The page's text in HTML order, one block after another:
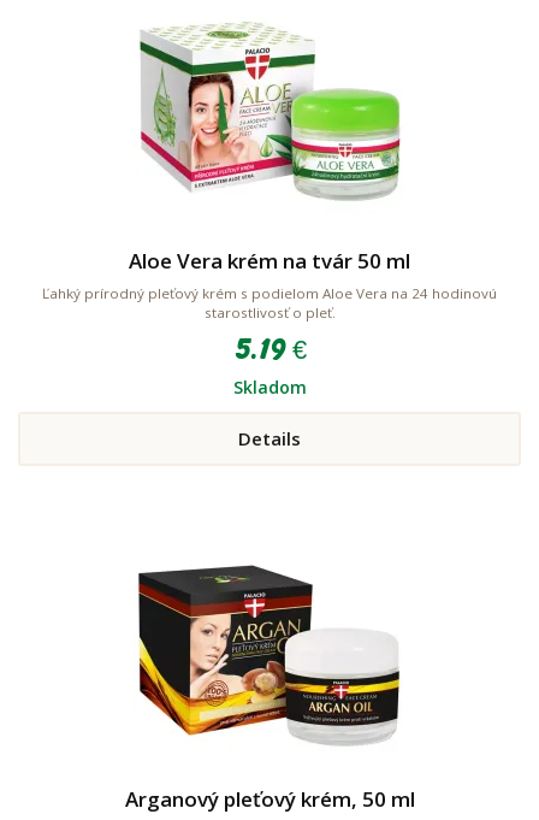
Aloe Vera krém na tvár 50 ml
Ľahký prírodný pleťový krém s podielom Aloe Vera na 24 hodinovú
starostlivosť o pleť.
5.19 €
Skladom
Details
Arganový pleťový krém, 50 ml